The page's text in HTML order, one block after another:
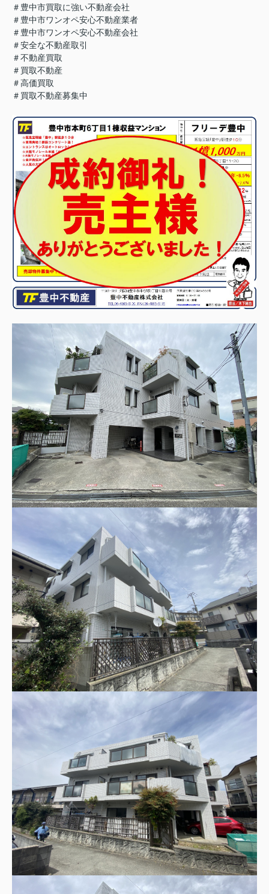
＃豊中市買取に強い不動産会社
＃豊中市ワンオペ安心不動産業者
＃豊中市ワンオペ安心不動産会社
＃安全な不動産取引
＃不動産買取
＃買取不動産
＃高価買取
＃買取不動産募集中